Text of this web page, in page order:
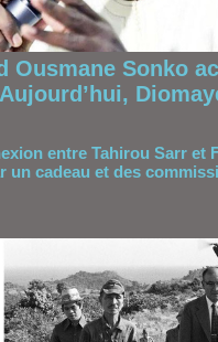
Ousmane Sonko
entre Tahirou Sarr et
un cadeau et des